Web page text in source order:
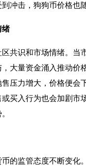
冲击，狗狗币价格也
绪
共识和市场情绪。当
大量资金涌入推动价
压力增大，价格便会
买入行为也会加剧市
的监管态度不断变化